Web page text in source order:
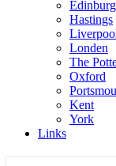
Hastings
Londen
The
Oxford
Kent
York
Links